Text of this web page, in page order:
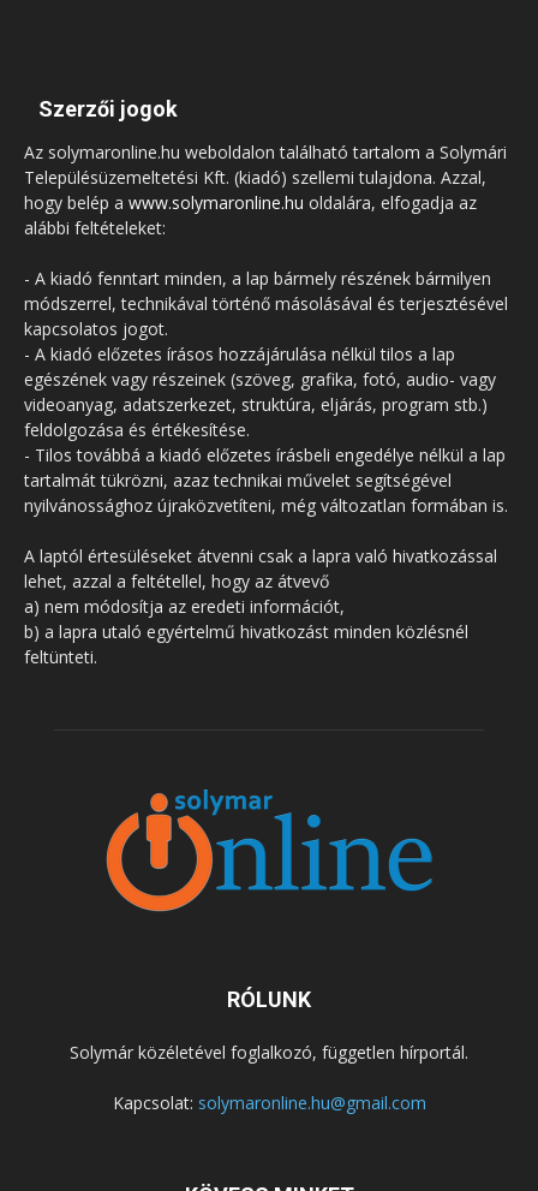
Szerzői jogok
Az solymaronline.hu weboldalon található tartalom a Solymári
Településüzemeltetési Kft. (kiadó) szellemi tulajdona. Azzal,
hogy belép a www.solymaronline.hu oldalára, elfogadja az
alábbi feltételeket:
- A kiadó fenntart minden, a lap bármely részének bármilyen
módszerrel, technikával történő másolásával és terjesztésével
kapcsolatos jogot.
- A kiadó előzetes írásos hozzájárulása nélkül tilos a lap
egészének vagy részeinek (szöveg, grafika, fotó, audio- vagy
videoanyag, adatszerkezet, struktúra, eljárás, program stb.)
feldolgozása és értékesítése.
- Tilos továbbá a kiadó előzetes írásbeli engedélye nélkül a lap
tartalmát tükrözni, azaz technikai művelet segítségével
nyilvánossághoz újraközvetíteni, még változatlan formában is.
A laptól értesüléseket átvenni csak a lapra való hivatkozással
lehet, azzal a feltétellel, hogy az átvevő
a) nem módosítja az eredeti információt,
b) a lapra utaló egyértelmű hivatkozást minden közlésnél
feltünteti.
RÓLUNK
Solymár közéletével foglalkozó, független hírportál.
Kapcsolat: solymaronline.hu@gmail.com